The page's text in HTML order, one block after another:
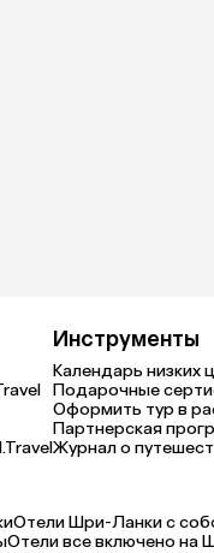
Инструменты
Календарь низких
Подарочные
Оформить тур в
Партнерская
Журнал о
Отели Шри-Ланки с
Отели все включено на